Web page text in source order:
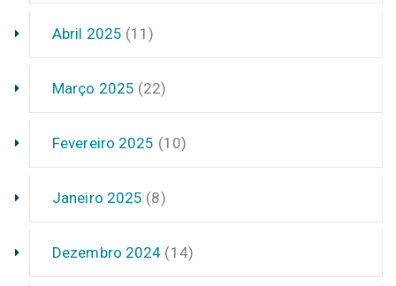
Abril 2025 (11)
Março 2025 (22)
Fevereiro 2025 (10)
Janeiro 2025 (8)
Dezembro 2024 (14)